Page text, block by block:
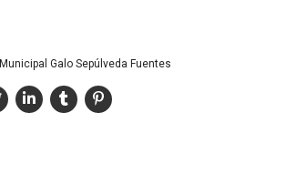
Galo Sepúlveda Fuentes